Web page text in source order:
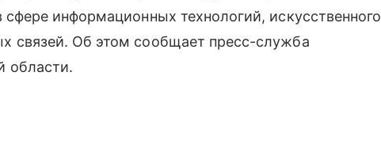
сфере информационных технологий, искусственного
связей. Об этом сообщает пресс-служба
области.